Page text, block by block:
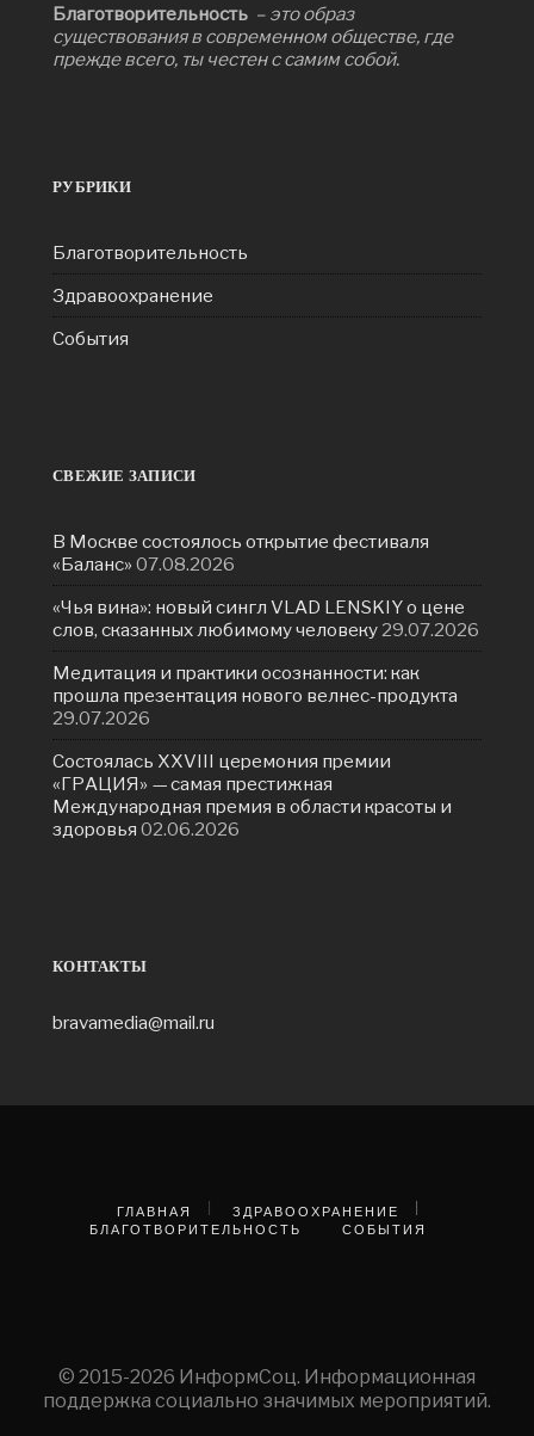
Благотворительность – это образ
существования в современном обществе, где
прежде всего, ты честен с самим собой.
РУБРИКИ
Благотворительность
Здравоохранение
События
СВЕЖИЕ ЗАПИСИ
В Москве состоялось открытие фестиваля
«Баланс» 07.08.2026
«Чья вина»: новый сингл VLAD LENSKIY о цене
слов, сказанных любимому человеку 29.07.2026
Медитация и практики осознанности: как
прошла презентация нового велнес-продукта
29.07.2026
Состоялась ХXVIII церемония премии
«ГРАЦИЯ» — самая престижная
Международная премия в области красоты и
здоровья 02.06.2026
КОНТАКТЫ
bravamedia@mail.ru
ГЛАВНАЯ
ЗДРАВООХРАНЕНИЕ
БЛАГОТВОРИТЕЛЬНОСТЬ
СОБЫТИЯ
© 2015-2026 ИнформСоц. Информационная
поддержка социально значимых мероприятий.